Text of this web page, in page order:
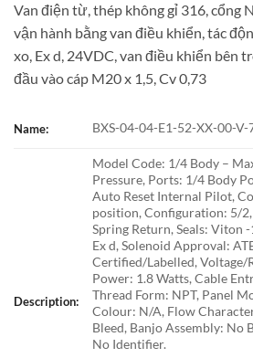
Van điện từ, thép không gỉ 316, cổng
vận hành bằng van điều khiển, tác
xo, Ex d, 24VDC, van điều khiển bên
đầu vào cáp M20 x 1,5, Cv 0,73
Name: BXS-04-04-E1-52-XX-00-
Description:
Model Code: 1/4 Body –
Pressure, Ports: 1/4 Body
Auto Reset Internal Pilot,
position, Configuration: 5/
Spring Return, Seals: Viton
Ex d, Solenoid Approval:
Certified/Labelled, Voltage/
Power: 1.8 Watts, Cable
Thread Form: NPT, Panel
Colour: N/A, Flow
Bleed, Banjo Assembly: No
No Identifier.